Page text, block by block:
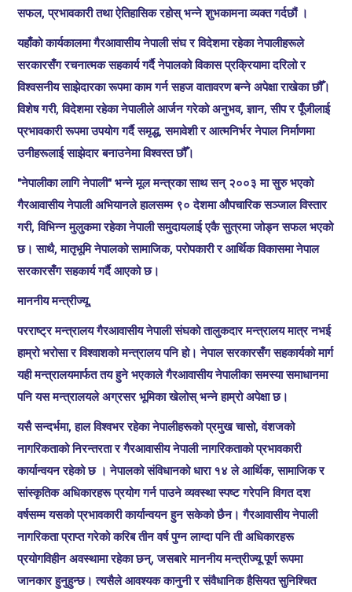
सफल, प्रभावकारी तथा ऐतिहासिक रहोस् भन्ने शुभकामना व्यक्त गर्दछौं ।
यहाँको कार्यकालमा गैरआवासीय नेपाली संघ र विदेशमा रहेका नेपालीहरूले
सरकारसँग रचनात्मक सहकार्य गर्दै नेपालको विकास प्रक्रियामा दरिलो र
विश्वसनीय साझेदारका रूपमा काम गर्न सहज वातावरण बन्ने अपेक्षा राखेका छौँ।
विशेष गरी, विदेशमा रहेका नेपालीले आर्जन गरेको अनुभव, ज्ञान, सीप र पूँजीलाई
प्रभावकारी रूपमा उपयोग गर्दै समृद्ध, समावेशी र आत्मनिर्भर नेपाल निर्माणमा
उनीहरूलाई साझेदार बनाउनेमा विश्वस्त छौँ।
"नेपालीका लागि नेपाली" भन्ने मूल मन्त्रका साथ सन् २००३ मा सुरु भएको
गैरआवासीय नेपाली अभियानले हालसम्म ९० देशमा औपचारिक सञ्जाल विस्तार
गरी, विभिन्न मुलुकमा रहेका नेपाली समुदायलाई एकै सुत्रमा जोड्न सफल भएको
छ। साथै, मातृभूमि नेपालको सामाजिक, परोपकारी र आर्थिक विकासमा नेपाल
सरकारसँग सहकार्य गर्दै आएको छ।
माननीय मन्त्रीज्यू,
परराष्ट्र मन्त्रालय गैरआवासीय नेपाली संघको तालुकदार मन्त्रालय मात्र नभई
हाम्रो भरोसा र विश्वाशको मन्त्रालय पनि हो। नेपाल सरकारसँग सहकार्यको मार्ग
यही मन्त्रालयमार्फत तय हुने भएकाले गैरआवासीय नेपालीका समस्या समाधानमा
पनि यस मन्त्रालयले अग्रसर भूमिका खेलोस् भन्ने हाम्रो अपेक्षा छ।
यसै सन्दर्भमा, हाल विश्वभर रहेका नेपालीहरूको प्रमुख चासो, वंशजको
नागरिकताको निरन्तरता र गैरआवासीय नेपाली नागरिकताको प्रभावकारी
कार्यान्वयन रहेको छ । नेपालको संविधानको धारा १४ ले आर्थिक, सामाजिक र
सांस्कृतिक अधिकारहरू प्रयोग गर्न पाउने व्यवस्था स्पष्ट गरेपनि विगत दश
वर्षसम्म यसको प्रभावकारी कार्यान्वयन हुन सकेको छैन। गैरआवासीय नेपाली
नागरिकता प्राप्त गरेको करिब तीन वर्ष पुग्न लाग्दा पनि ती अधिकारहरू
प्रयोगविहीन अवस्थामा रहेका छन्, जसबारे माननीय मन्त्रीज्यू पूर्ण रूपमा
जानकार हुनुहुन्छ। त्यसैले आवश्यक कानुनी र संवैधानिक हैसियत सुनिश्चित